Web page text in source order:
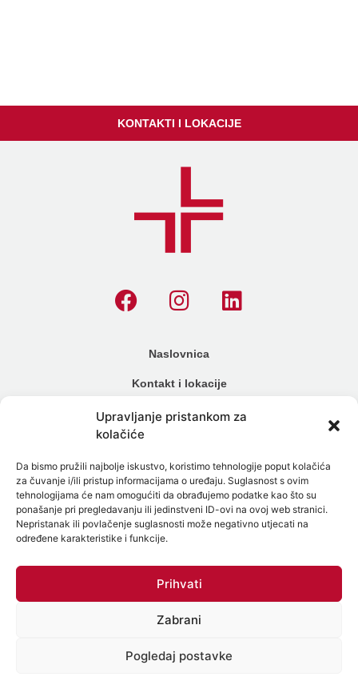
Upravljanje pristankom za
kolačiće
Da bismo pružili najbolje iskustvo, koristimo tehnologije poput kolačića
za čuvanje i/ili pristup informacijama o uređaju. Suglasnost s ovim
tehnologijama će nam omogućiti da obrađujemo podatke kao što su
ponašanje pri pregledavanju ili jedinstveni ID-ovi na ovoj web stranici.
Nepristanak ili povlačenje suglasnosti može negativno utjecati na
određene karakteristike i funkcije.
Prihvati
Zabrani
Pogledaj postavke
KONTAKTI I LOKACIJE
Naslovnica
Kontakt i lokacije
Cjenik
Načini plaćanja
Alergijski testovi
Genetski testovi
Testiranje na spolne bolesti
Mikrobiom
Politika zaštite osobnih podataka
Politika Kolačića (EU)